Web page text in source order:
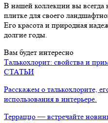
В нашей коллекции вы всегда
плитке для своего
Его красота и природная
долгие годы.
Вам будет интересно
Талькохлорит: свойства и
СТАТЬИ
Расскажем о талькохлорите,
использования в интерьере.
Терраццо — встречайте